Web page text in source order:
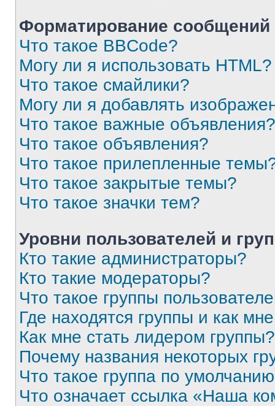
Форматирование
Что такое BBCode?
Могу ли я использовать HTML?
Что такое смайлики?
Могу ли я добавлять
Что такое важные объявления?
Что такое объявления?
Что такое прилепленные
Что такое закрытые темы?
Что такое значки тем?
Уровни пользователей и
Кто такие администраторы?
Кто такие модераторы?
Что такое группы
Где находятся группы и как
Как мне стать лидером группы?
Почему названия некоторых
Что такое группа по
Что означает ссылка «Наша